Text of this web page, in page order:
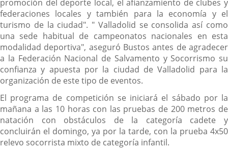
promoción del deporte local, el afianzamiento de clubes y
federaciones locales y también para la economía y el
turismo de la ciudad". " Valladolid se consolida así como
una sede habitual de campeonatos nacionales en esta
modalidad deportiva", aseguró Bustos antes de agradecer
a la Federación Nacional de Salvamento y Socorrismo su
confianza y apuesta por la ciudad de Valladolid para la
organización de este tipo de eventos.
El programa de competición se iniciará el sábado por la
mañana a las 10 horas con las pruebas de 200 metros de
natación con obstáculos de la categoría cadete y
concluirán el domingo, ya por la tarde, con la prueba 4x50
relevo socorrista mixto de categoría infantil.